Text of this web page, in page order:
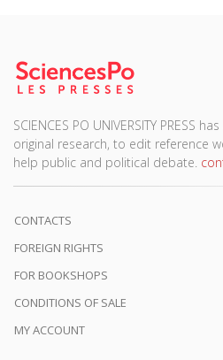
SCIENCES PO UNIVERSITY PRESS
original research, to edit reference
help public and political debate.
CONTACTS
FOREIGN RIGHTS
FOR BOOKSHOPS
CONDITIONS OF SALE
MY ACCOUNT